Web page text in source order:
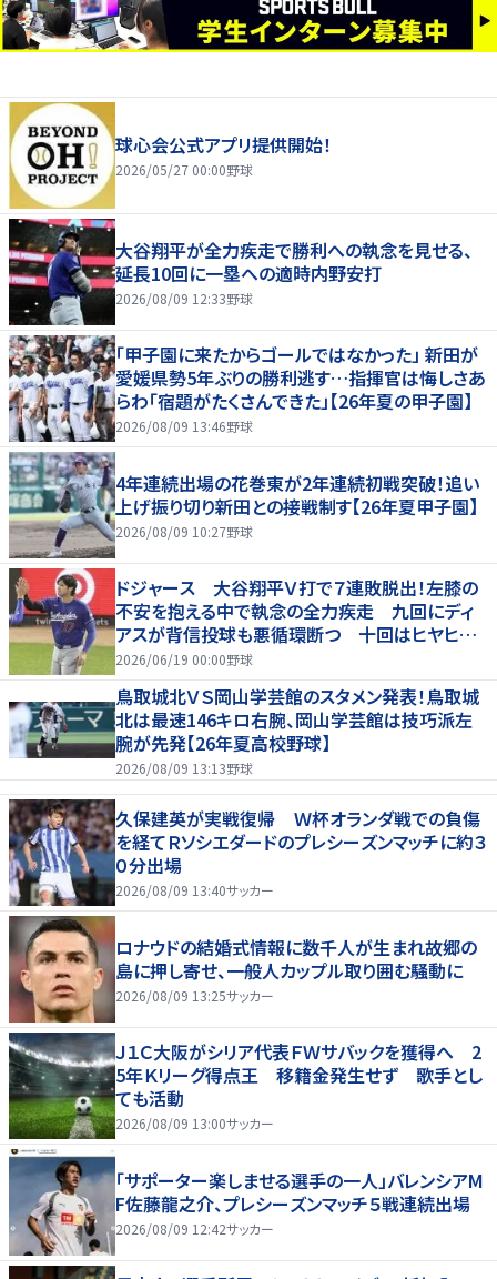
球心会公式アプリ提供開始！
2026/05/27 00:00野球
大谷翔平が全力疾走で勝利への執念を見せる、
延長10回に一塁への適時内野安打
2026/08/09 12:33野球
「甲子園に来たからゴールではなかった」 新田が
愛媛県勢5年ぶりの勝利逃す…指揮官は悔しさあ
らわ「宿題がたくさんできた」【26年夏の甲子園】
2026/08/09 13:46野球
4年連続出場の花巻東が2年連続初戦突破！追い
上げ振り切り新田との接戦制す【26年夏甲子園】
2026/08/09 10:27野球
ドジャース 大谷翔平Ｖ打で７連敗脱出！左膝の
不安を抱える中で執念の全力疾走 九回にディ
アスが背信投球も悪循環断つ 十回はヒヤヒヤ
もリード守る
2026/06/19 00:00野球
鳥取城北ＶＳ岡山学芸館のスタメン発表！鳥取城
北は最速146キロ右腕、岡山学芸館は技巧派左
腕が先発【26年夏高校野球】
2026/08/09 13:13野球
久保建英が実戦復帰 Ｗ杯オランダ戦での負傷
を経てＲソシエダードのプレシーズンマッチに約３
０分出場
2026/08/09 13:40サッカー
ロナウドの結婚式情報に数千人が生まれ故郷の
島に押し寄せ、一般人カップル取り囲む騒動に
2026/08/09 13:25サッカー
Ｊ１Ｃ大阪がシリア代表ＦＷサバックを獲得へ 2
5年Ｋリーグ得点王 移籍金発生せず 歌手とし
ても活動
2026/08/09 13:00サッカー
「サポーター楽しませる選手の一人」バレンシアM
F佐藤龍之介、プレシーズンマッチ５戦連続出場
2026/08/09 12:42サッカー